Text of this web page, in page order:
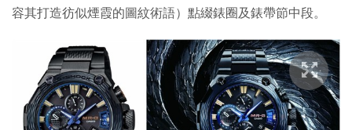
容其打造彷似煙霞的圖紋術語）點綴錶圈及錶帶節中段。